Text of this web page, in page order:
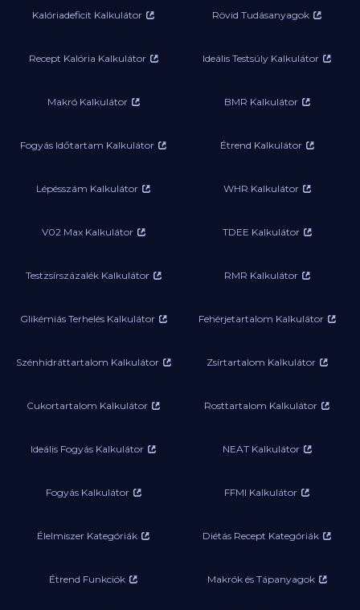
Kalóriadeficit Kalkulátor Rövid Tudásanyagok
Recept Kalória Kalkulátor Ideális Testsúly Kalkulátor
Makró Kalkulátor BMR Kalkulátor
Fogyás Időtartam Kalkulátor Étrend Kalkulátor
Lépésszám Kalkulátor WHR Kalkulátor
V02 Max Kalkulátor TDEE Kalkulátor
Testzsírszázalék Kalkulátor RMR Kalkulátor
Glikémiás Terhelés Kalkulátor Fehérjetartalom Kalkulátor
Szénhidráttartalom Kalkulátor Zsírtartalom Kalkulátor
Cukortartalom Kalkulátor Rosttartalom Kalkulátor
Ideális Fogyás Kalkulátor NEAT Kalkulátor
Fogyás Kalkulátor FFMI Kalkulátor
Élelmiszer Kategóriák Diétás Recept Kategóriák
Étrend Funkciók Makrók és Tápanyagok